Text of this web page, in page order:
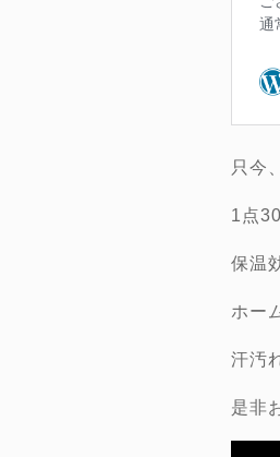
只今
1点
保温
ホー
汗汚
是非